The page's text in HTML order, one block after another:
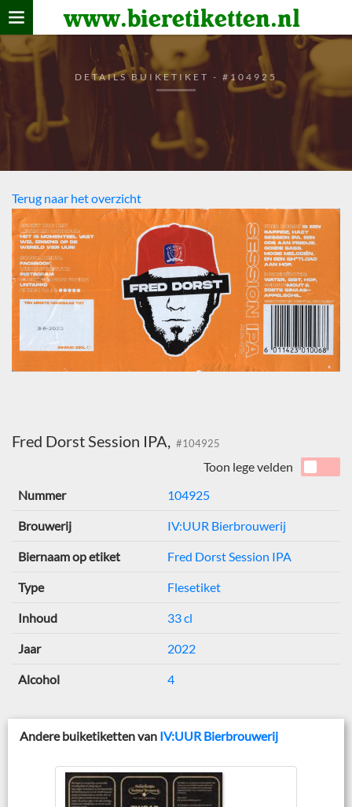
www.bieretiketten.nl
Home
verzamelen
De bierkaart
Bezoekers
DETAILS BUIKETIKET - #104925
Terug naar het overzicht
Fred Dorst Session IPA, #104925
Toon lege velden
Nummer
104925
Brouwerij IV:UUR Bierbrouwerij
Biernaam op etiket Fred Dorst Session IPA
Type Flesetiket
Inhoud 33 cl
Jaar 2022
Alcohol 4
Andere buiketiketten van IV:UUR Bierbrouwerij